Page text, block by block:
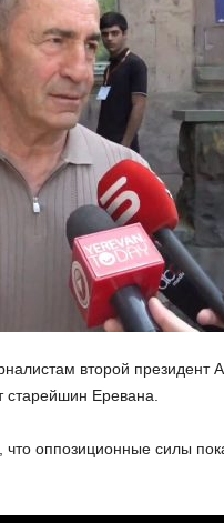
второй президент
старейшин Еревана.
оппозиционные силы